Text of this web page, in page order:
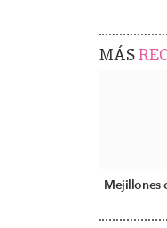
MÁS
Mejillones